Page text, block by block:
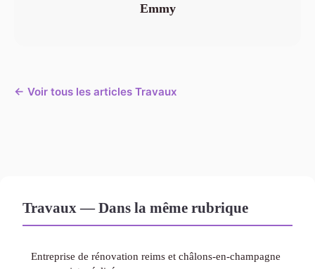
Emmy
← Voir tous les articles Travaux
Travaux — Dans la même rubrique
Entreprise de rénovation reims et châlons-en-champagne